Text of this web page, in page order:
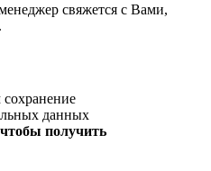
свяжется с Вами,
данных
чтобы получить